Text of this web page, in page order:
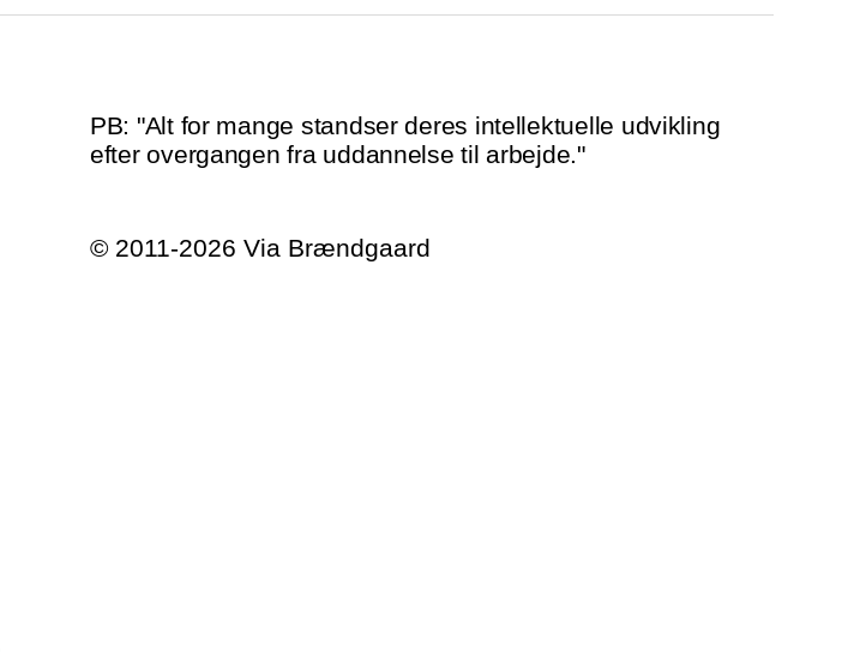
PB: "Alt for mange standser deres intellektuelle udvikling
efter overgangen fra uddannelse til arbejde."
© 2011-2026 Via Brændgaard